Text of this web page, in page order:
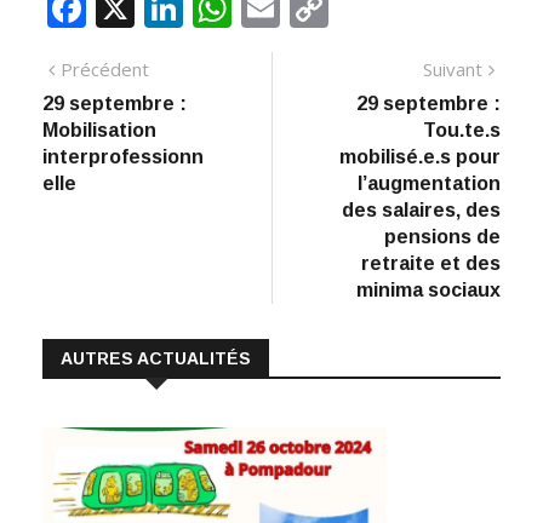
e
b
o
k
e
dI Li
n
Navigation
de
l’article
PrécédentArticle
précédent
29 septembre :
Mobilisation
interprofessionn
elle
Suivant
:
29 septembre :
Tou.te.s
mobilisé.e.s pour
l’augmentation
des salaires, des
pensions de
retraite et des
minima sociaux
AUTRES ACTUALITÉS